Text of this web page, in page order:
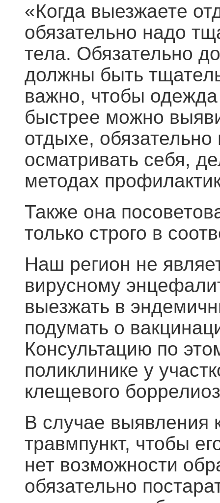
«Когда выезжаете
обязательно надо
тела. Обязательно
должны быть
важно, чтобы
быстрее можно
отдыхе,
осматривать себя,
методах
Также она
только строго в
Наш регион не
вирусному
выезжать в
подумать о
Консультацию по
поликлинике у
клещевого
В случае выявления
травмпункт, чтобы
нет возможности
обязательно